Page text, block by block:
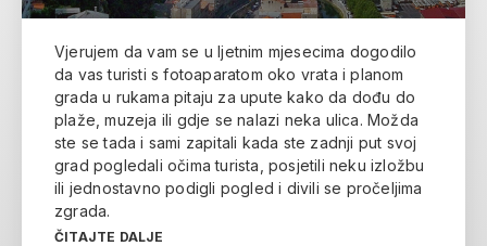
Vjerujem da vam se u ljetnim mjesecima dogodilo
da vas turisti s fotoaparatom oko vrata i planom
grada u rukama pitaju za upute kako da dođu do
plaže, muzeja ili gdje se nalazi neka ulica. Možda
ste se tada i sami zapitali kada ste zadnji put svoj
grad pogledali očima turista, posjetili neku izložbu
ili jednostavno podigli pogled i divili se pročeljima
zgrada.
ČITAJTE DALJE